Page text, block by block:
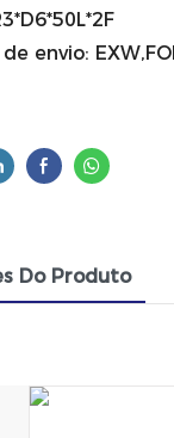
envio:
Do Produto